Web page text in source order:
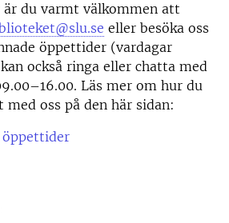
är du varmt välkommen att
eller besöka oss
öppettider (vardagar
också ringa eller chatta med
Läs mer om hur du
oss på den här sidan: